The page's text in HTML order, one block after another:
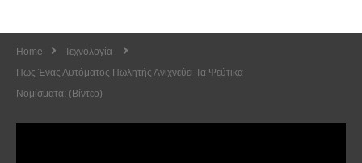
Home
Τεχνολογία
Πως Ένας Αυτόματος Πωλητής Ανιχνεύει Τα Ψεύτικα
Νομίσματα; (Βίντεο)